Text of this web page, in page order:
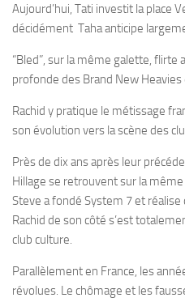
Aujourd’hui, Tati investit la place
décidément Taha anticipe
“Bled”, sur la même galette, flirte
profonde des Brand New Heavies
Rachid y pratique le métissage
son évolution vers la scène des
Près de dix ans après leur
Hillage se retrouvent sur la
Steve a fondé System 7 et réalise
Rachid de son côté s’est
club culture.
Parallèlement en France, les
révolues. Le chômage et les